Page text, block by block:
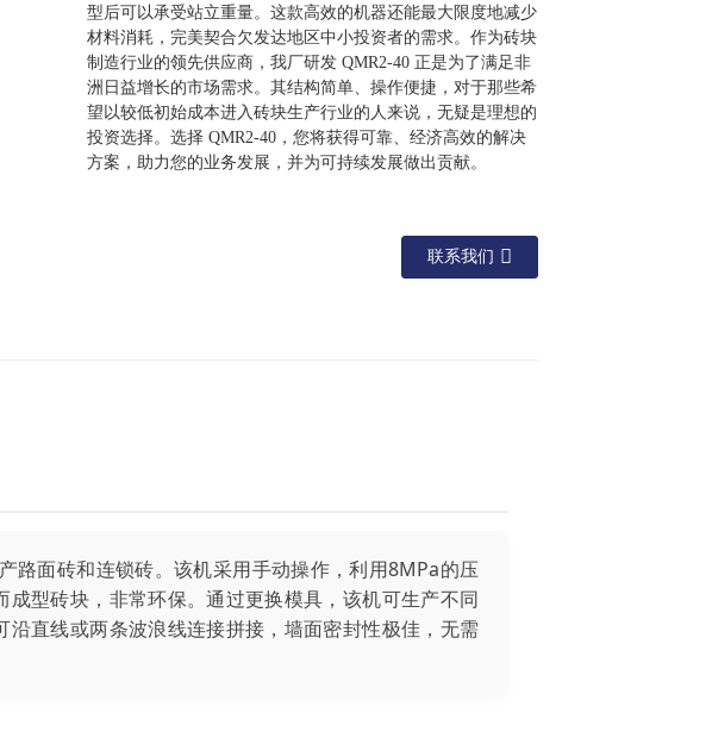
型后可以承受站立重量。这款高效的机器还能最大限度地减少
材料消耗，完美契合欠发达地区中小投资者的需求。作为砖块
制造行业的领先供应商，我厂研发 QMR2-40 正是为了满足非
洲日益增长的市场需求。其结构简单、操作便捷，对于那些希
望以较低初始成本进入砖块生产行业的人来说，无疑是理想的
投资选择。选择 QMR2-40，您将获得可靠、经济高效的解决
方案，助力您的业务发展，并为可持续发展做出贡献。
联系我们
路面砖和连锁砖。该机采用手动操作，利用8MPa的压
型砖块，非常环保。通过更换模具，该机可生产不同
直线或两条波浪线连接拼接，墙面密封性极佳，无需